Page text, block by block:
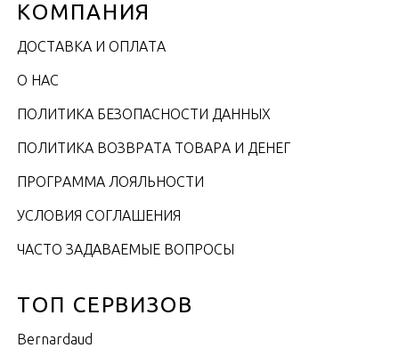
КОМПАНИЯ
ДОСТАВКА И ОПЛАТА
О НАС
ПОЛИТИКА БЕЗОПАСНОСТИ ДАННЫХ
ПОЛИТИКА ВОЗВРАТА ТОВАРА И ДЕНЕГ
ПРОГРАММА ЛОЯЛЬНОСТИ
УСЛОВИЯ СОГЛАШЕНИЯ
ЧАСТО ЗАДАВАЕМЫЕ ВОПРОСЫ
ТОП СЕРВИЗОВ
Bernardaud